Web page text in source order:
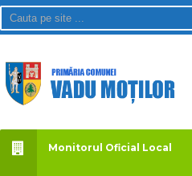
Monitorul Oficial Local